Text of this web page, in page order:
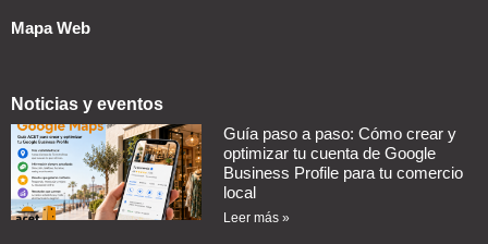
Mapa Web
Noticias y eventos
Guía paso a paso: Cómo crear y
optimizar tu cuenta de Google
Business Profile para tu comercio
local
Leer más »